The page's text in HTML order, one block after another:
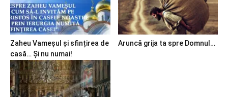
Zaheu Vameșul și sfințirea de
casă… Și nu numai!
Aruncă grija ta spre Domnul…